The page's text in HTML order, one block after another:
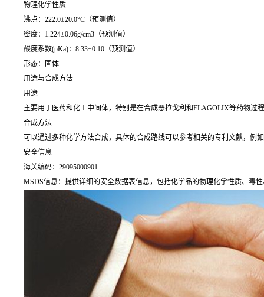
物理化学性质
沸点：222.0±20.0°C（预测值）
密度：1.224±0.06g/cm3（预测值）
酸度系数(pKa)：8.33±0.10（预测值）
形态：固体
用途与合成方法
用途
主要用于医药和化工中间体，特别是在合成恶拉戈利和ELAGOLIX等药物过
合成方法
可以通过多种化学方法合成，具体的合成路线可以参考相关的专利文献，例如
安全信息
海关编码：29095000901
MSDS信息：提供详细的安全数据表信息，包括化学品的物理化学性质、毒